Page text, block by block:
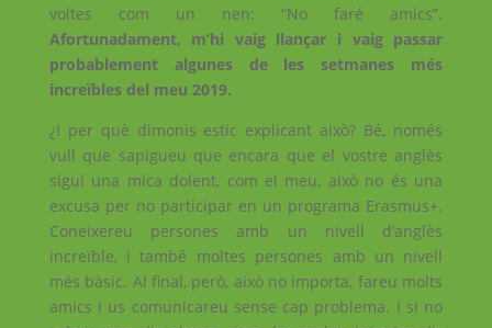
voltes com un nen: “No faré amics”.
Afortunadament, m’hi vaig llançar i vaig passar
probablement algunes de les setmanes més
increïbles del meu 2019.
¿I per què dimonis estic explicant això? Bé, només
vull que sapigueu que encara que el vostre anglès
sigui una mica dolent, com el meu, això no és una
excusa per no participar en un programa Erasmus+.
Coneixereu persones amb un nivell d’anglès
increïble, i també moltes persones amb un nivell
més bàsic. Al final, però, això no importa, fareu molts
amics i us comunicareu sense cap problema. I si no